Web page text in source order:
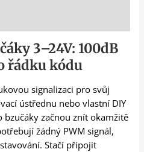
3–24V: 100dB
řádku kódu
signalizaci pro svůj
ústřednu nebo vlastní DIY
začnou znít okamžitě
žádný PWM signál,
Stačí připojit